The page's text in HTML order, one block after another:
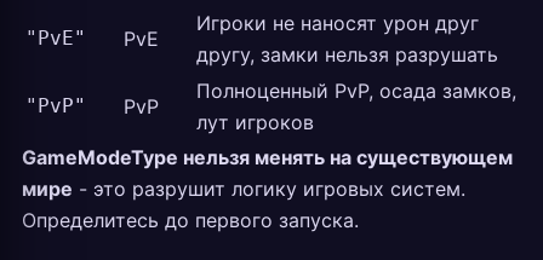
"PvE" PvE
Игроки не наносят урон друг
другу, замки нельзя разрушать
"PvP" PvP
Полноценный PvP, осада замков,
лут игроков
GameModeType нельзя менять на существующем
мире - это разрушит логику игровых систем.
Определитесь до первого запуска.